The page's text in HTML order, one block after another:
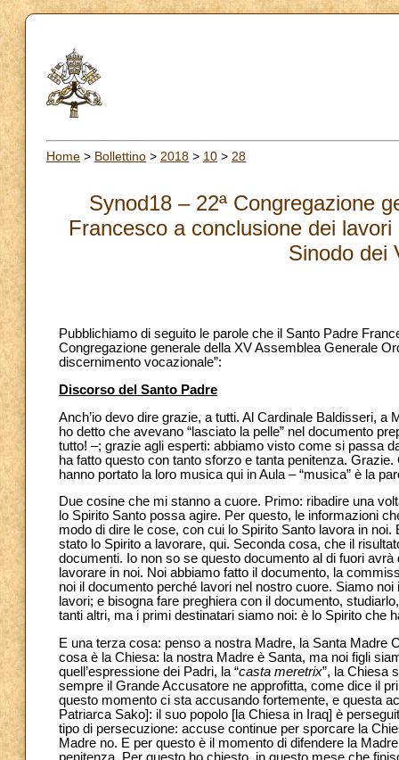
Home > Bollettino > 2018 > 10 > 28
Synod18 – 22ª Congregazione
Francesco a conclusione dei
Sinodo dei
Pubblichiamo di seguito le parole che il Santo Padre
Congregazione generale della XV Assemblea Generale
discernimento vocazionale”:
Discorso del Santo Padre
Anch’io devo dire grazie, a tutti. Al Cardinale Baldisseri,
ho detto che avevano “lasciato la pelle” nel documento
tutto! –; grazie agli esperti: abbiamo visto come si passa
ha fatto questo con tanto sforzo e tanta penitenza.
hanno portato la loro musica qui in Aula – “musica” è la
Due cosine che mi stanno a cuore. Primo: ribadire una
lo Spirito Santo possa agire. Per questo, le informazioni
modo di dire le cose, con cui lo Spirito Santo lavora in
stato lo Spirito a lavorare, qui. Seconda cosa, che il
documenti. Io non so se questo documento al di fuori
lavorare in noi. Noi abbiamo fatto il documento, la
noi il documento perché lavori nel nostro cuore. Siamo
lavori; e bisogna fare preghiera con il documento,
tanti altri, ma i primi destinatari siamo noi: è lo Spirito che
E una terza cosa: penso a nostra Madre, la Santa Madre
cosa è la Chiesa: la nostra Madre è Santa, ma noi figli
quell’espressione dei Padri, la “casta meretrix”, la Chiesa
sempre il Grande Accusatore ne approfitta, come dice il
questo momento ci sta accusando fortemente, e questa
Patriarca Sako]: il suo popolo [la Chiesa in Iraq] è
tipo di persecuzione: accuse continue per sporcare la
Madre no. E per questo è il momento di difendere la